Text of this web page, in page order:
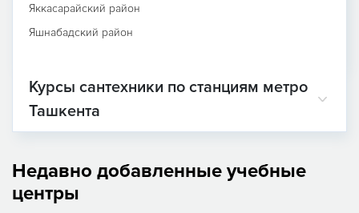
Яккасарайский район
Яшнабадский район
Курсы сантехники по станциям метро
Ташкента
Недавно добавленные учебные
центры